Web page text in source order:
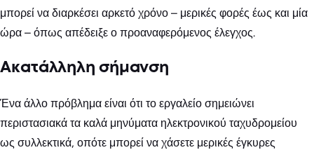
μπορεί να διαρκέσει αρκετό χρόνο – μερικές φορές έως και μία
ώρα – όπως απέδειξε ο προαναφερόμενος έλεγχος.
Ακατάλληλη σήμανση
Ένα άλλο πρόβλημα είναι ότι το εργαλείο σημειώνει
περιστασιακά τα καλά μηνύματα ηλεκτρονικού ταχυδρομείου
ως συλλεκτικά, οπότε μπορεί να χάσετε μερικές έγκυρες